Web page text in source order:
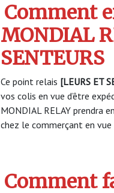
Comment
MONDIAL
SENTEURS
Ce point relais [LEURS ET
vos colis en vue d’être
MONDIAL RELAY prendra
chez le commerçant en vue
Comment